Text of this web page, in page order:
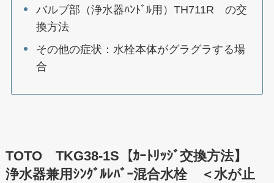
バルブ部（浄水器ﾊﾝﾄﾞﾙ用）TH711R の交
換方法
その他の症状：水栓本体がグラグラする場
合
TOTO TKG38-1S【ｶｰﾄﾘｯｼﾞ交換方法】
浄水器兼用ｼﾝｸﾞﾙﾚﾊﾞｰ混合水栓 ＜水が止